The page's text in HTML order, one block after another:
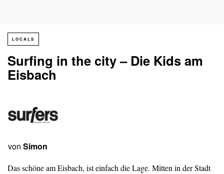
LOCALS
Surfing in the city – Die Kids am
Eisbach
von Simon
Das schöne am Eisbach, ist einfach die Lage. Mitten in der Stadt